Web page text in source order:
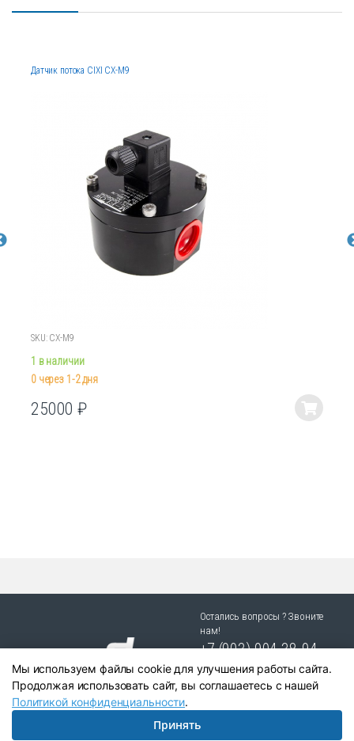
Датчик потока CIXI CX-M9
SKU: CX-M9
1 в наличии
0 через 1-2 дня
25000₽
Этот
товара.
Остались вопросы ? Звоните
нам!
+7 (903) 904 38-94
г. Новосибирск, ул. Степная
25/1 к.1
Мы используем файлы cookie для улучшения работы сайта.
Продолжая использовать сайт, вы соглашаетесь с нашей
Политикой конфиденциальности.
Принять
Написать в Telegram:+79039043894